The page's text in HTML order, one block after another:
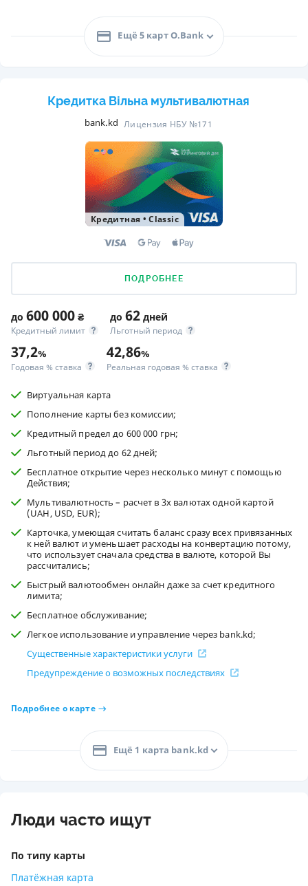
Ещё 5 карт O.Bank
Кредитка Вільна мультивалютная
bank.kd Лицензия НБУ №171
Кредитная •Classic
ПОДРОБНЕЕ
до 600 000 ₴
Кредитный лимит
до 62 дней
Льготный период
37,2%
Годовая % ставка
42,86%
Реальная годовая % ставка
Виртуальная карта
Пополнение карты без комиссии;
Кредитный предел до 600 000 грн;
Льготный период до 62 дней;
Бесплатное открытие через несколько минут с помощью
Действия;
Мультивалютность – расчет в 3х валютах одной картой
(UAH, USD, EUR);
Карточка, умеющая считать баланс сразу всех привязанных
к ней валют и уменьшает расходы на конвертацию потому,
что использует сначала средства в валюте, которой Вы
рассчитались;
Быстрый валютообмен онлайн даже за счет кредитного
лимита;
Бесплатное обслуживание;
Легкое использование и управление через bank.kd;
Существенные характеристики услуги
Предупреждение о возможных последствиях
Подробнее о карте
Ещё 1 карта bank.kd
Люди часто ищут
По типу карты
Платёжная карта